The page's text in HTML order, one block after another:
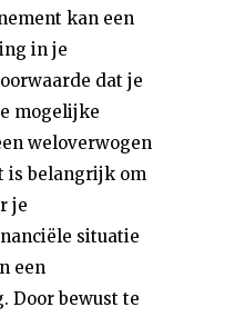
kan een
in je
dat je
mogelijke
weloverwogen
is belangrijk om
je
situatie
een
Door bewust te